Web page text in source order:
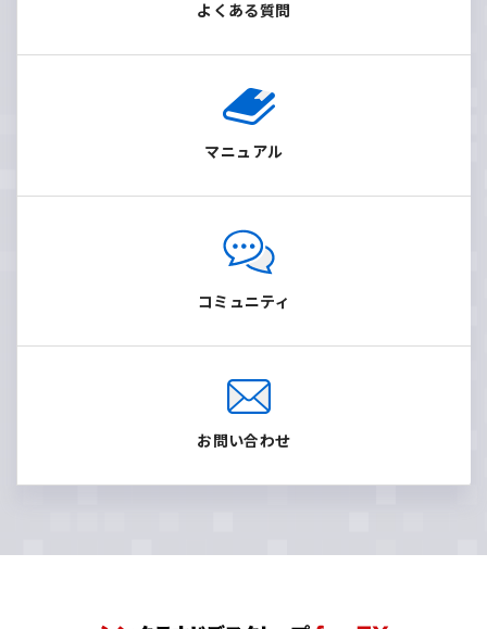
よくある質問
マニュアル
コミュニティ
お問い合わせ